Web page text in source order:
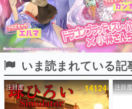
ピックアップ
電ファミのいま読まれている記事ラン
いま読まれている記
注目度 14124 注目度